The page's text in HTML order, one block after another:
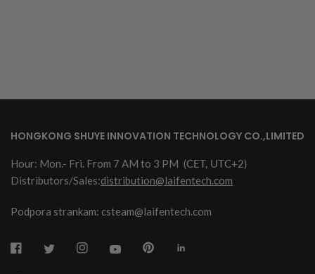
HONGKONG SHUYE INNOVATION TECHNOLOGY CO.,LIMITED
Hour: Mon.- Fri. From 7 AM to 3 PM (CET, UTC+2)
Distributors/Sales:distribution@laifentech.com
Podpora strankam: csteam@laifentech.com